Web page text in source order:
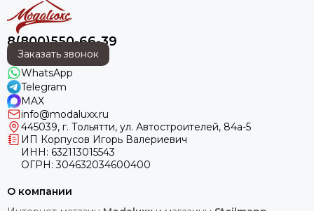
8(800)550-66-39
Заказать звонок
WhatsApp
Telegram
MAX
info@modaluxx.ru
445039, г. Тольятти, ул. Автостроителей, 84а-5
ИП Корпусов Игорь Валериевич
ИНН: 632113015543
ОГРН: 304632034600400
О компании